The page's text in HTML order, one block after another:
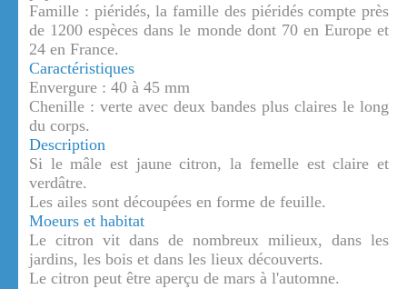
Famille : piéridés, la famille des piéridés compte près
de 1200 espèces dans le monde dont 70 en Europe et
24 en France.
Caractéristiques
Envergure : 40 à 45 mm
Chenille : verte avec deux bandes plus claires le long
du corps.
Description
Si le mâle est jaune citron, la femelle est claire et
verdâtre.
Les ailes sont découpées en forme de feuille.
Moeurs et habitat
Le citron vit dans de nombreux milieux, dans les
jardins, les bois et dans les lieux découverts.
Le citron peut être aperçu de mars à l'automne.